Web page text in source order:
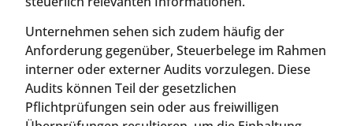
Unternehmen sehen sich zudem häufig der
Anforderung gegenüber, Steuerbelege im Rahmen
interner oder externer Audits vorzulegen. Diese
Audits können Teil der gesetzlichen
Pflichtprüfungen sein oder aus freiwilligen